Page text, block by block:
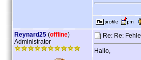
Reynard25 (offline)
Administrator
Re: Re:
Hallo,